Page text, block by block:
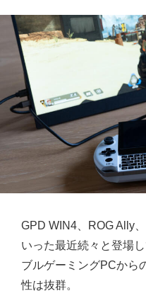
GPD WIN4、ROG Ally
いった最近続々と登場
ブルゲーミングPCから
性は抜群。